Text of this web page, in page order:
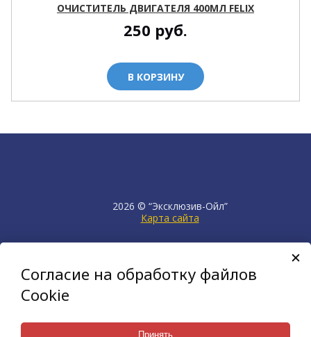
ОЧИСТИТЕЛЬ ДВИГАТЕЛЯ 400МЛ FELIX
250 руб.
В КОРЗИНУ
2026 © “Эксклюзив-Ойл”
Карта сайта
продвижение сайта НЕТКАМ
создан на платформе
KORZILLA
Согласие на обработку файлов
Cookie
Принять